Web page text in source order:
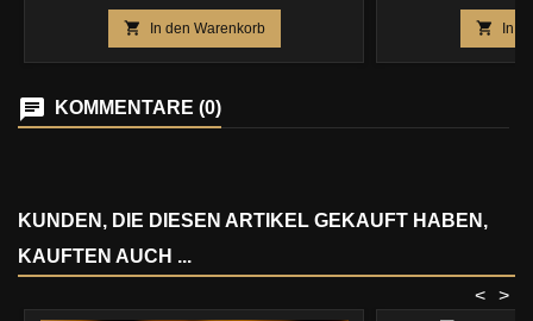
 In den Warenkorb  In
KOMMENTARE (0)
KUNDEN, DIE DIESEN ARTIKEL GEKAUFT HABEN,
KAUFTEN AUCH ...
>
<